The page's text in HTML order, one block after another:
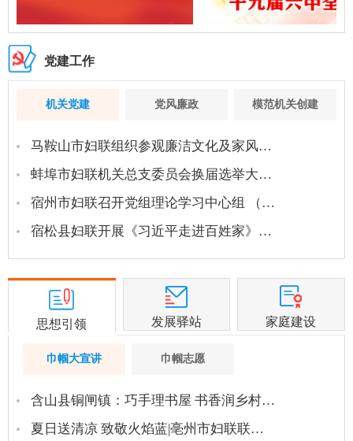
党建工作
机关党建 党风廉政 模范机关创建
马鞍山市妇联组织参观廉洁文化及家风…
蚌埠市妇联机关总支委员会换届选举大…
宿州市妇联召开党组理论学习中心组 （…
宿松县妇联开展《习近平走进百姓家》…
思想引领 发展驿站 家庭建设
巾帼大宣讲 巾帼志愿
含山县铜闸镇：巧手理书屋 书香润乡村…
夏日送清凉 致敬火焰蓝|亳州市妇联联…